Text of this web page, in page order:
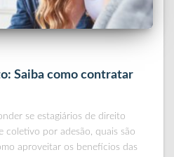
Saiba como contratar
se estagiários de direito
coletivo por adesão, quais são
aproveitar os benefícios das